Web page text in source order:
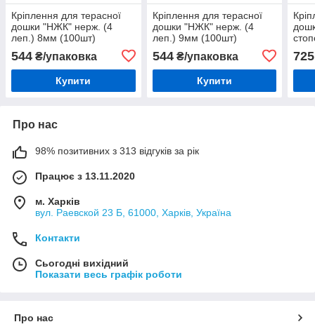
Кріплення для терасної
дошки "НЖК" нерж. (4
леп.) 8мм (100шт)
544 ₴/упаковка
Купити
Кріплення для терасної
дошки "НЖК" нерж. (4
леп.) 9мм (100шт)
544₴/упаковка
Купити
725
Про нас
98% позитивних з 313 відгуків за рік
Працює з 13.11.2020
м. Харків
вул. Раевской 23 Б, 61000, Харків, Україна
Контакти
Сьогодні вихідний
Показати весь графік роботи
Про нас